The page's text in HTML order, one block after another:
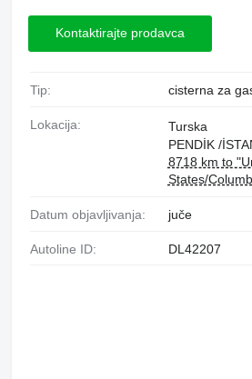
Kontaktirajte prodavca
Tip: cisterna za
Lokacija:
Turska
PENDİK /
8718 km to
States/
Datum objavljivanja: juče
Autoline ID: DL42207